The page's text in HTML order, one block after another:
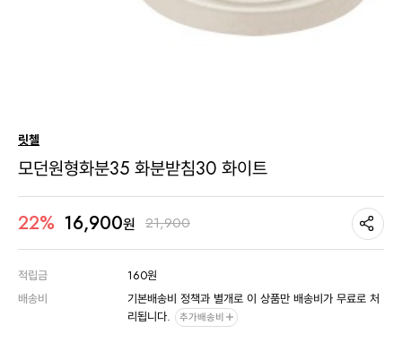
릿첼
모던원형화분35 화분받침30 화이트
22% 16,900원 21,900
적립금
160원
배송비
기본배송비 정책과 별개로 이 상품만 배송비가 무료로 처
리됩니다.
추가배송비